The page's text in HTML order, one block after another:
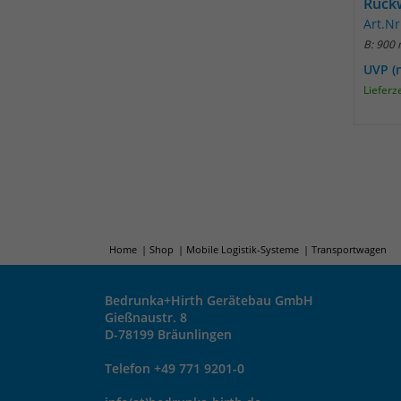
B: 900
UVP
Home Shop Mobile Logistik-Systeme Transportwagen
Bedrunka+Hirth Gerätebau GmbH
Gießnaustr. 8
D-78199 Bräunlingen
Telefon +49 771 9201-0